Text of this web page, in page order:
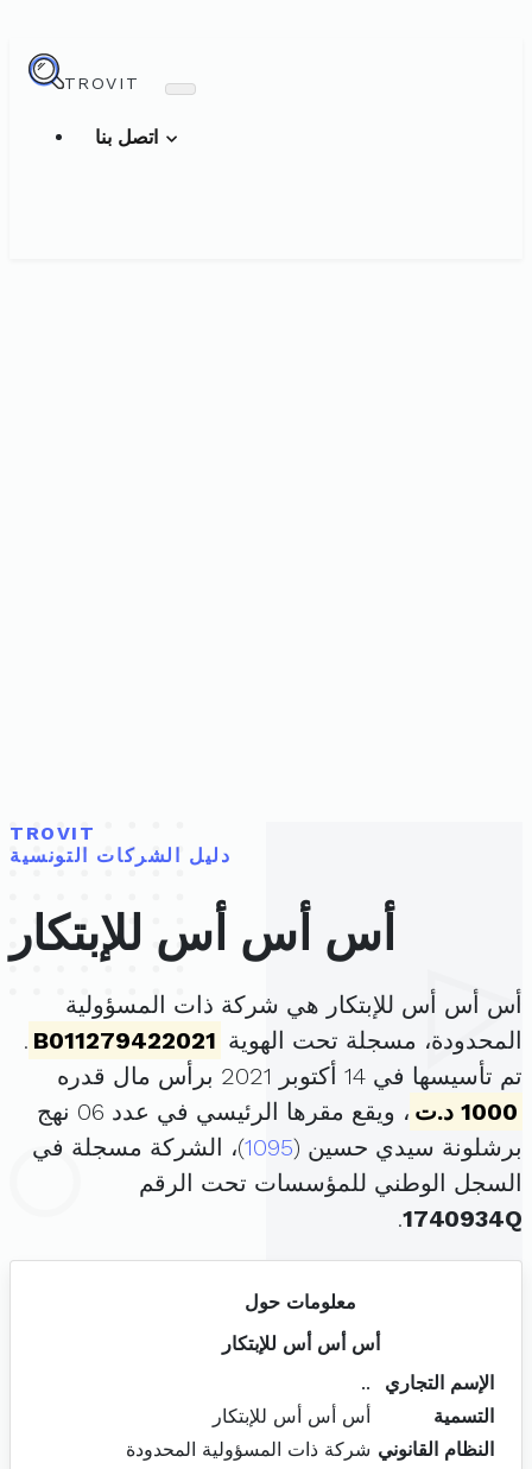
TROVIT
TROVIT
دليل الشركات التونسية
أس أس أس للإبتكار
أس أس أس للإبتكار هي شركة ذات المسؤولية
المحدودة، مسجلة تحت الهوية B011279422021
.
تم تأسيسها في 14 أكتوبر 2021 برأس مال قدره
1000 د.ت
، ويقع مقرها الرئيسي في عدد 06 نهج
برشلونة سيدي حسين (1095)، الشركة مسجلة في
السجل الوطني للمؤسسات تحت الرقم
1740934Q
.
معلومات حول
أس أس أس للإبتكار
الإسم التجاري
..
التسمية
أس أس أس للإبتكار
النظام القانوني شركة ذات المسؤولية المحدودة